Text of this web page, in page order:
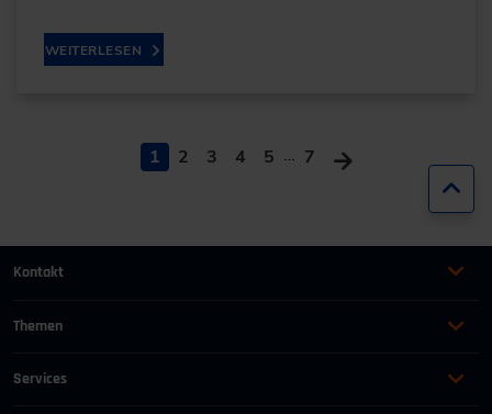
WEITERLESEN
1 2 3 4 5 … 7
Kontakt
+49 (0)2116214-201
+49 (0)2116214-154
Themen
Services